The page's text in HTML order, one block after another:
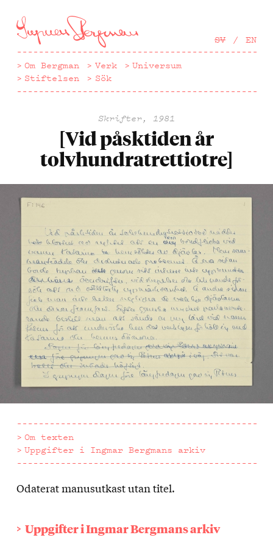
till
huvudinnehåll
SV EN
Om Bergman Verk
Universum
Stiftelsen
Sök
Skrifter, 1981
[Vid påsktiden år
tolvhundratrettiotre]
Om texten
Uppgifter i Ingmar Bergmans arkiv
Om
Odaterat manusutkast utan titel.
Uppgifter i Ingmar Bergmans arkiv